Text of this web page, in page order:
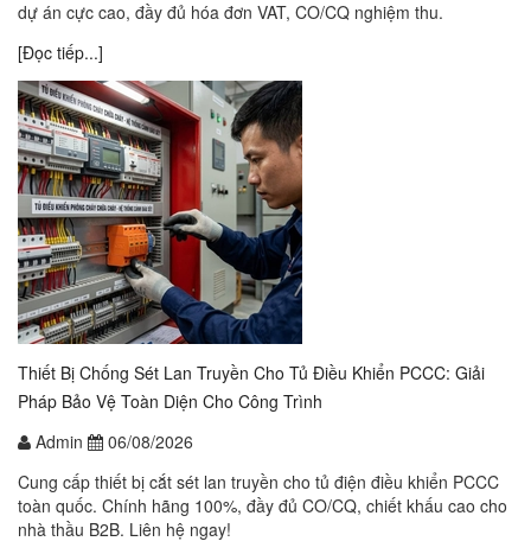
dự án cực cao, đầy đủ hóa đơn VAT, CO/CQ nghiệm thu.
[Đọc tiếp...]
Thiết Bị Chống Sét Lan Truyền Cho Tủ Điều Khiển PCCC: Giải
Pháp Bảo Vệ Toàn Diện Cho Công Trình
Admin
06/08/2026
Cung cấp thiết bị cắt sét lan truyền cho tủ điện điều khiển PCCC
toàn quốc. Chính hãng 100%, đầy đủ CO/CQ, chiết khấu cao cho
nhà thầu B2B. Liên hệ ngay!